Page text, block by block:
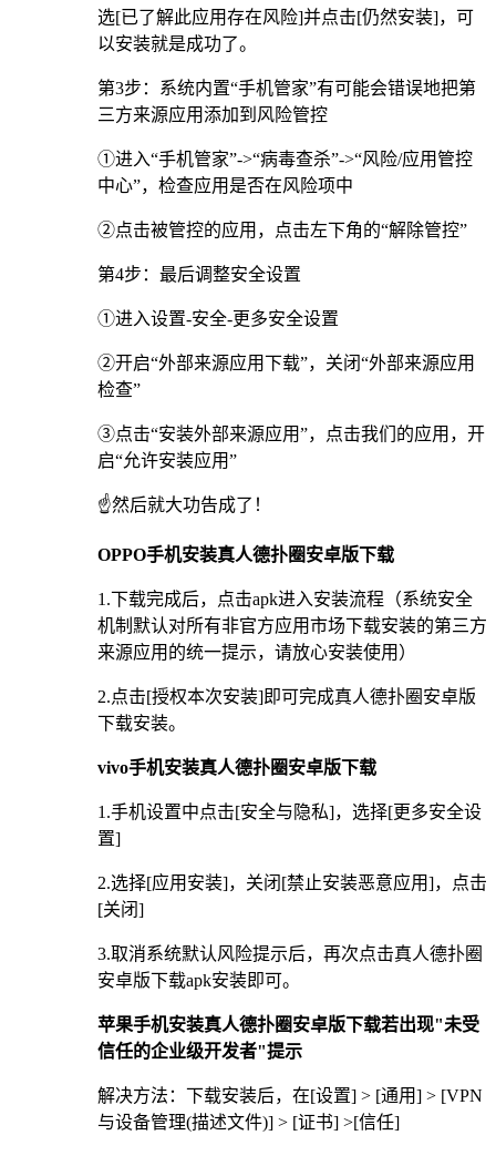
选[已了解此应用存在风险]并点击[仍然安装]，可
以安装就是成功了。
第3步：系统内置“手机管家”有可能会错误地把第
三方来源应用添加到风险管控
①进入“手机管家”->“病毒查杀”->“风险/应用管控
中心”，检查应用是否在风险项中
②点击被管控的应用，点击左下角的“解除管控”
第4步：最后调整安全设置
①进入设置-安全-更多安全设置
②开启“外部来源应用下载”，关闭“外部来源应用
检查”
③点击“安装外部来源应用”，点击我们的应用，开
启“允许安装应用”
☝️然后就大功告成了！
OPPO手机安装真人德扑圈安卓版下载
1.下载完成后，点击apk进入安装流程（系统安全
机制默认对所有非官方应用市场下载安装的第三方
来源应用的统一提示，请放心安装使用）
2.点击[授权本次安装]即可完成真人德扑圈安卓版
下载安装。
vivo手机安装真人德扑圈安卓版下载
1.手机设置中点击[安全与隐私]，选择[更多安全设
置]
2.选择[应用安装]，关闭[禁止安装恶意应用]，点击
[关闭]
3.取消系统默认风险提示后，再次点击真人德扑圈
安卓版下载apk安装即可。
苹果手机安装真人德扑圈安卓版下载若出现"未受
信任的企业级开发者"提示
解决方法：下载安装后，在[设置] > [通用] > [VPN
与设备管理(描述文件)] > [证书] >[信任]